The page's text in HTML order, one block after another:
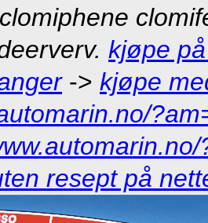
kjøpe
-> kjøpe
resept på